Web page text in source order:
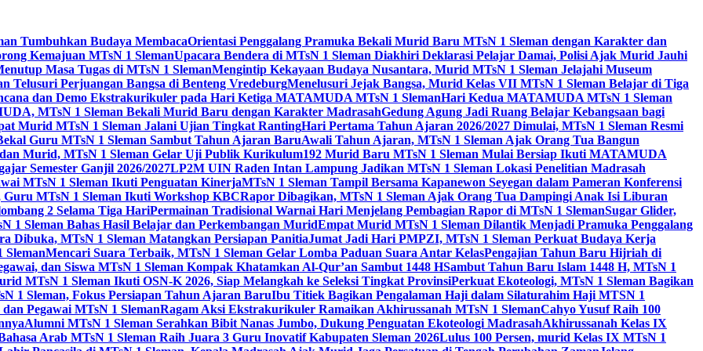
Tumbuhkan Budaya MembacaOrientasi Penggalang Pramuka Bekali Murid Baru MTsN 1 Sleman dengan Karakter dan
Kemajuan MTsN 1 SlemanUpacara Bendera di MTsN 1 Sleman Diakhiri Deklarasi Pelajar Damai, Polisi Ajak Murid Jauhi
Masa Tugas di MTsN 1 SlemanMengintip Kekayaan Budaya Nusantara, Murid MTsN 1 Sleman Jelajahi Museum
Telusuri Perjuangan Bangsa di Benteng VredeburgMenelusuri Jejak Bangsa, Murid Kelas VII MTsN 1 Sleman Belajar di Tiga
dan Demo Ekstrakurikuler pada Hari Ketiga MATAMUDA MTsN 1 SlemanHari Kedua MATAMUDA MTsN 1 Sleman
MTsN 1 Sleman Bekali Murid Baru dengan Karakter MadrasahGedung Agung Jadi Ruang Belajar Kebangsaan bagi
Murid MTsN 1 Sleman Jalani Ujian Tingkat RantingHari Pertama Tahun Ajaran 2026/2027 Dimulai, MTsN 1 Sleman Resmi
Guru MTsN 1 Sleman Sambut Tahun Ajaran BaruAwali Tahun Ajaran, MTsN 1 Sleman Ajak Orang Tua Bangun
Murid, MTsN 1 Sleman Gelar Uji Publik Kurikulum192 Murid Baru MTsN 1 Sleman Mulai Bersiap Ikuti MATAMUDA
Semester Ganjil 2026/2027LP2M UIN Raden Intan Lampung Jadikan MTsN 1 Sleman Lokasi Penelitian Madrasah
MTsN 1 Sleman Ikuti Penguatan KinerjaMTsN 1 Sleman Tampil Bersama Kapanewon Seyegan dalam Pameran Konferensi
MTsN 1 Sleman Ikuti Workshop KBCRapor Dibagikan, MTsN 1 Sleman Ajak Orang Tua Dampingi Anak Isi Liburan
2 Selama Tiga HariPermainan Tradisional Warnai Hari Menjelang Pembagian Rapor di MTsN 1 SlemanSugar Glider,
1 Sleman Bahas Hasil Belajar dan Perkembangan MuridEmpat Murid MTsN 1 Sleman Dilantik Menjadi Pramuka Penggalang
Dibuka, MTsN 1 Sleman Matangkan Persiapan PanitiaJumat Jadi Hari PMPZI, MTsN 1 Sleman Perkuat Budaya Kerja
SlemanMencari Suara Terbaik, MTsN 1 Sleman Gelar Lomba Paduan Suara Antar KelasPengajian Tahun Baru Hijriah di
dan Siswa MTsN 1 Sleman Kompak Khatamkan Al-Qur’an Sambut 1448 HSambut Tahun Baru Islam 1448 H, MTsN 1
MTsN 1 Sleman Ikuti OSN-K 2026, Siap Melangkah ke Seleksi Tingkat ProvinsiPerkuat Ekoteologi, MTsN 1 Sleman Bagikan
1 Sleman, Fokus Persiapan Tahun Ajaran BaruIbu Titiek Bagikan Pengalaman Haji dalam Silaturahim Haji MTSN 1
Pegawai MTsN 1 SlemanRagam Aksi Ekstrakurikuler Ramaikan Akhirussanah MTsN 1 SlemanCahyo Yusuf Raih 100
Alumni MTsN 1 Sleman Serahkan Bibit Nanas Jumbo, Dukung Penguatan Ekoteologi MadrasahAkhirussanah Kelas IX
Arab MTsN 1 Sleman Raih Juara 3 Guru Inovatif Kabupaten Sleman 2026Lulus 100 Persen, murid Kelas IX MTsN 1